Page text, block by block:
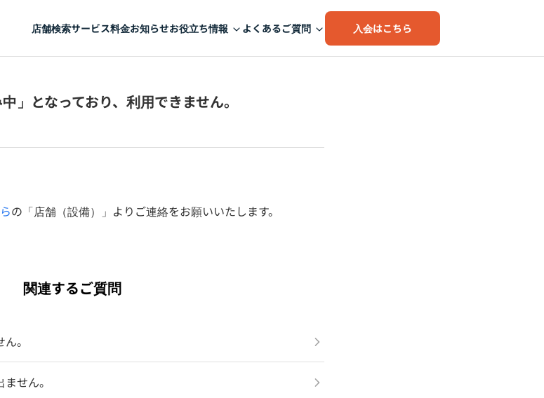
店舗検索サービス料金お知らせお役立ち情報 よくあるご質問 入会はこちら
」となっており、利用できません。
の「店舗（設備）」よりご連絡をお願いいたします。
関連するご質問
。
せん。